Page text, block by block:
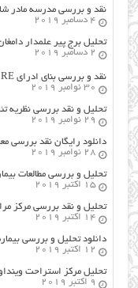
نقد و بررسی مدرسه مادر
4 دسامبر 2019
تحلیل برج پیر علمدار
2 دسامبر 2019
نقد و بررسی بنای ادرای swiss RE لندن-نورمن فاستر
30 نوامبر 2019
تحلیل و نقد بررسی نظریه
29 نوامبر 2019
دانلود رایگان نقد بررسی
28 نوامبر 2019
تحلیل و بررسی مطالعات
15 اکتبر 2019
تحلیل و نقد بررسی مرکز
14 اکتبر 2019
دانلود تحلیل و بررسی
12 اکتبر 2019
تحلیل مرکز استراحت
9 اکتبر 2019